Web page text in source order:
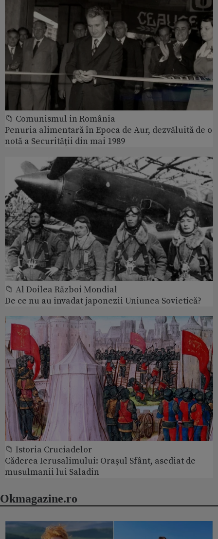
📁 Comunismul in România
Penuria alimentară în Epoca de Aur, dezvăluită de o
notă a Securității din mai 1989
📁 Al Doilea Război Mondial
De ce nu au invadat japonezii Uniunea Sovietică?
📁 Istoria Cruciadelor
Căderea Ierusalimului: Orașul Sfânt, asediat de
musulmanii lui Saladin
Okmagazine.ro